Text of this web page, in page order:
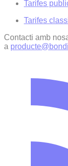
Tarifes
Tarifes
Contacti amb
a